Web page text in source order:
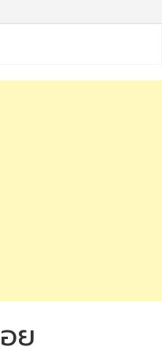
ย